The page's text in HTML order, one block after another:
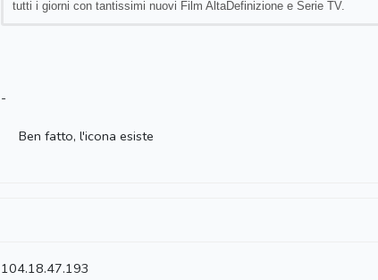
tutti i giorni con tantissimi nuovi Film AltaDefinizione e Serie TV.
-
Ben fatto, l'icona esiste
104.18.47.193